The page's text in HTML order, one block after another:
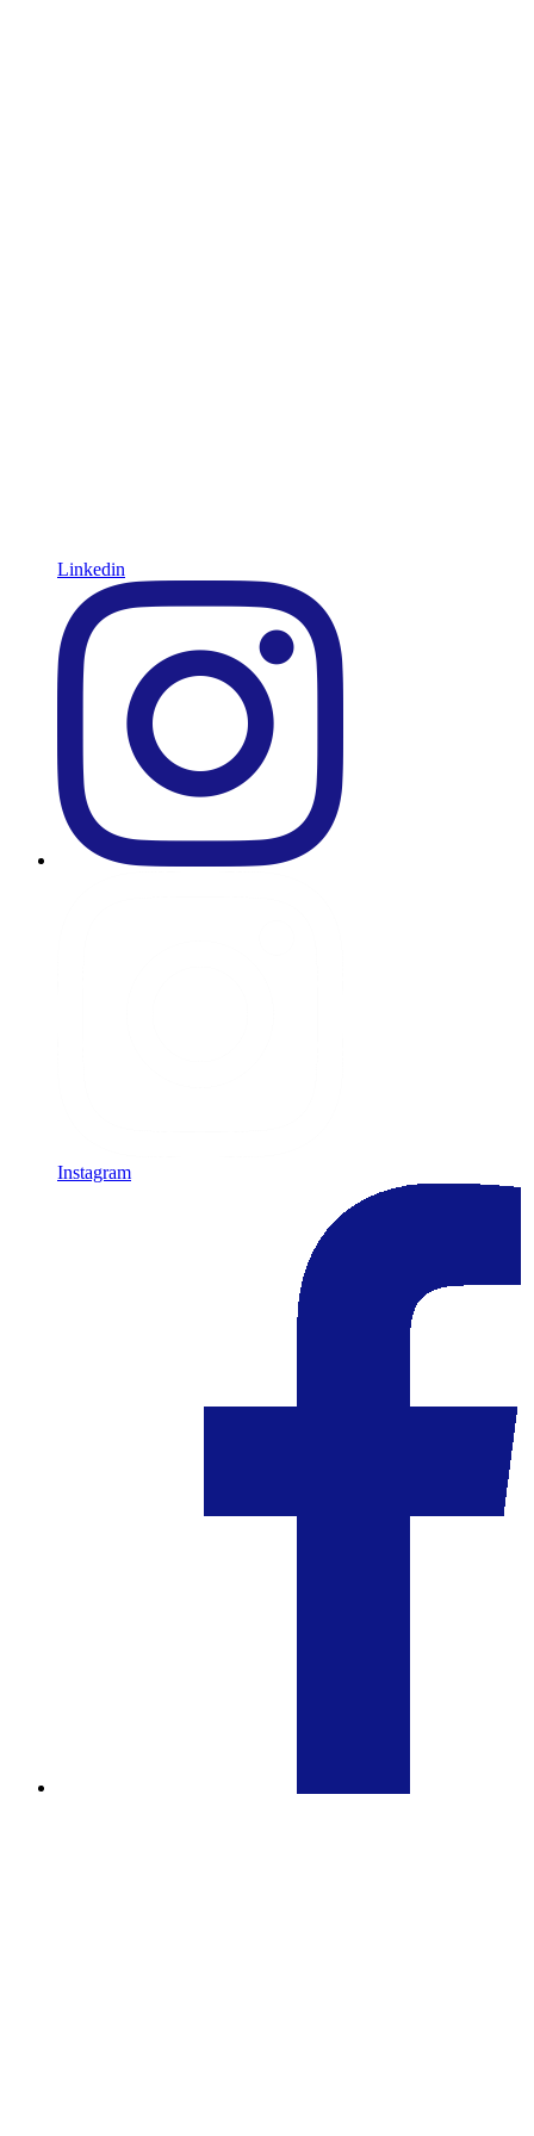
Linkedin
Instagram